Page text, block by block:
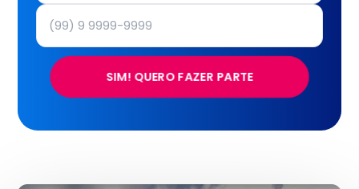
SIM! QUERO FAZER PARTE